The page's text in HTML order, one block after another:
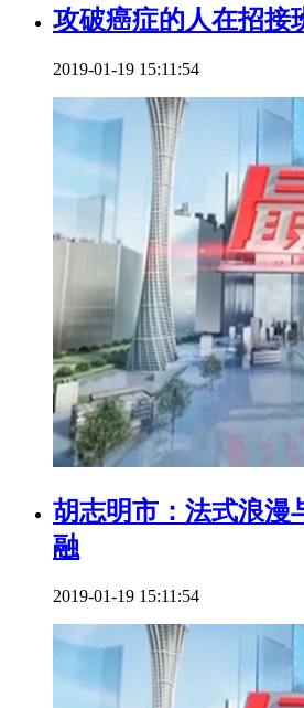
攻破癌症的人在招接
2019-01-19 15:11:54
胡志明市：法式浪漫
融
2019-01-19 15:11:54